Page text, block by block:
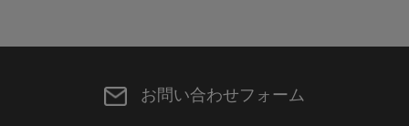
お問い合わせフォーム